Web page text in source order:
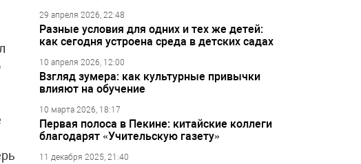
29 апреля 2026, 22:48
Разные условия для одних и тех же детей:
как сегодня устроена среда в детских садах
10 апреля 2026, 12:00
Взгляд зумера: как культурные привычки
влияют на обучение
10 марта 2026, 18:17
Первая полоса в Пекине: китайские коллеги
благодарят «Учительскую газету»
11 декабря 2025, 21:40